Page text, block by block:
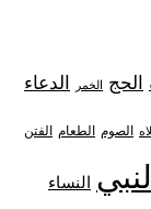
الحج الخمر الدعاء
الصوم الطعام الفتن
النساء